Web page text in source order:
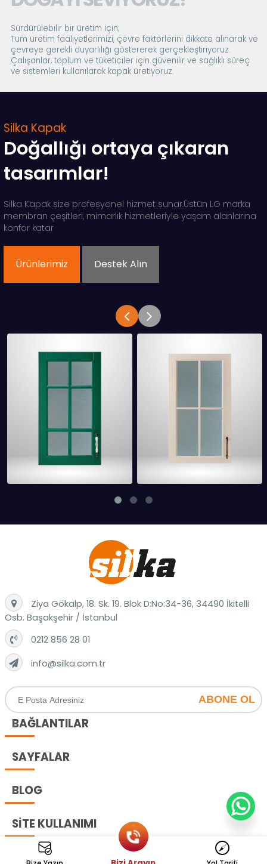
Sürdürülebilir bir üretim için;
Tüm üretim faaliyetlerimizi, çevre faktörlerini dikkate alınarak ve
çevreye gerekli duyarlılığı göstererek gerçekleştiriyoruz.
Çalışanlar, toplum ve tüketiciler için güvenilir ve sağlıklı süreç
ve sistemleri kullanılarak kapak üretiyoruz.
Silka Kapak
Doğallığı ortaya çıkaran
tasarımlar!
Silka Kapak size profesyonel hizmet sunar.Üstün LG marka
membran çeşitleri, mimarlık hizmetleriyle yaşam alanlarına
konfor katar
Ürünlerimiz Destek Alın
Ziya Gökalp, 18. Sk. 19. Blok D:No:34-36, 34490 İkitelli
Osb. Başakşehir / İstanbul
‎0212 856 28 01
info@silka.com.tr
ABONE OL
BAĞLANTILAR
SAYFALAR
BLOG
SİTE KULLANIMI
Copyrights ©